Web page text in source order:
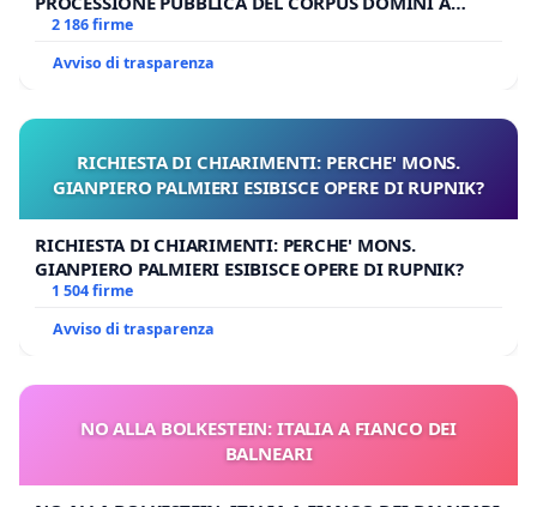
MILANO
2 186 firme
Avviso di trasparenza
RICHIESTA DI CHIARIMENTI: PERCHE' MONS.
GIANPIERO PALMIERI ESIBISCE OPERE DI RUPNIK?
RICHIESTA DI CHIARIMENTI: PERCHE' MONS.
GIANPIERO PALMIERI ESIBISCE OPERE DI RUPNIK?
1 504 firme
Avviso di trasparenza
NO ALLA BOLKESTEIN: ITALIA A FIANCO DEI
BALNEARI